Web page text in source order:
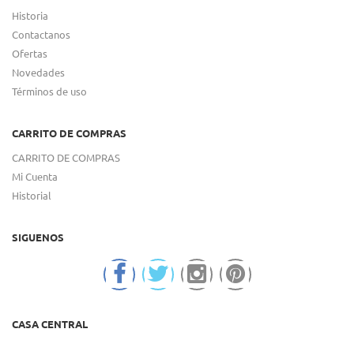
Historia
Contactanos
Ofertas
Novedades
Términos de uso
CARRITO DE COMPRAS
CARRITO DE COMPRAS
Mi Cuenta
Historial
SIGUENOS
CASA CENTRAL